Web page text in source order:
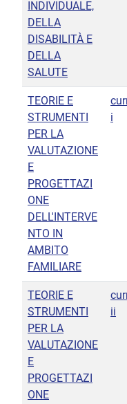
INDIVIDUALE,
DELLA
DISABILITÀ E
DELLA
SALUTE
TEORIE E
STRUMENTI
PER LA
VALUTAZIONE
E
PROGETTAZI
ONE
DELL'INTERVE
NTO IN
AMBITO
FAMILIARE
i
TEORIE E
STRUMENTI
PER LA
VALUTAZIONE
E
PROGETTAZI
ONE
ii